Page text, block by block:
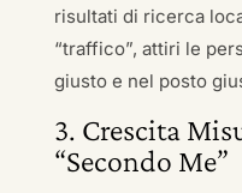
risultati di ricerca
“traffico”, attiri le
giusto e nel posto
3. Crescita
“Secondo Me”